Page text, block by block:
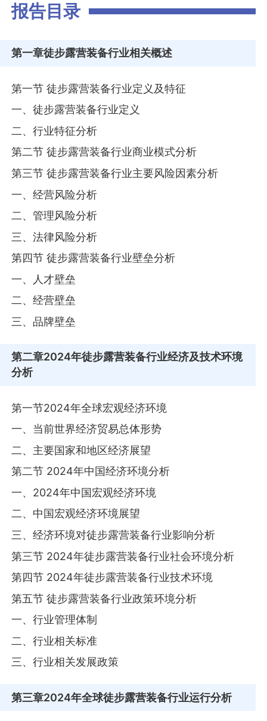
报告目录
第一章徒步露营装备行业相关概述
第一节 徒步露营装备行业定义及特征
一、徒步露营装备行业定义
二、行业特征分析
第二节 徒步露营装备行业商业模式分析
第三节 徒步露营装备行业主要风险因素分析
一、经营风险分析
二、管理风险分析
三、法律风险分析
第四节 徒步露营装备行业壁垒分析
一、人才壁垒
二、经营壁垒
三、品牌壁垒
第二章2024年徒步露营装备行业经济及技术环境
分析
第一节2024年全球宏观经济环境
一、当前世界经济贸易总体形势
二、主要国家和地区经济展望
第二节 2024年中国经济环境分析
一、2024年中国宏观经济环境
二、中国宏观经济环境展望
三、经济环境对徒步露营装备行业影响分析
第三节 2024年徒步露营装备行业社会环境分析
第四节 2024年徒步露营装备行业技术环境
第五节 徒步露营装备行业政策环境分析
一、行业管理体制
二、行业相关标准
三、行业相关发展政策
第三章2024年全球徒步露营装备行业运行分析